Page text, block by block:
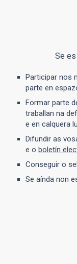
Se es
Participar nos
parte en
Formar parte
traballan na
e en calquera
Difundir as
e o boletín
Conseguir o
Se aínda non